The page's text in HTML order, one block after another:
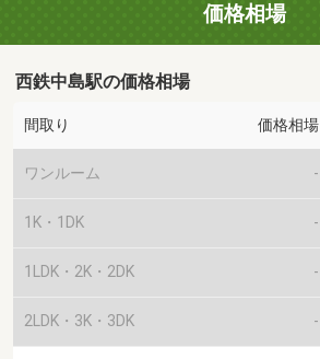
価格相場
西鉄中島駅の価格相場
間取り 価格相場
ワンルーム -
1K・1DK -
1LDK・2K・2DK -
2LDK・3K・3DK -